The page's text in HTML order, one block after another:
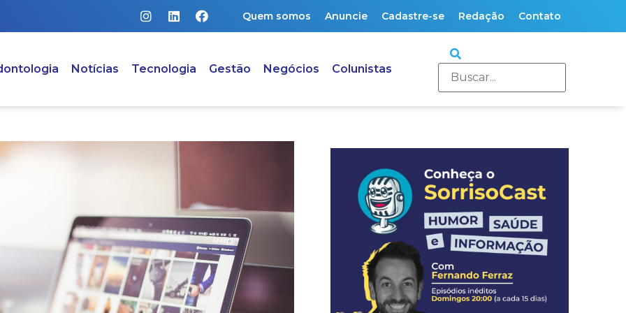
Quem somos Anuncie Cadastre-se Redação Contato
Notícias Tecnologia Gestão Negócios Colunistas